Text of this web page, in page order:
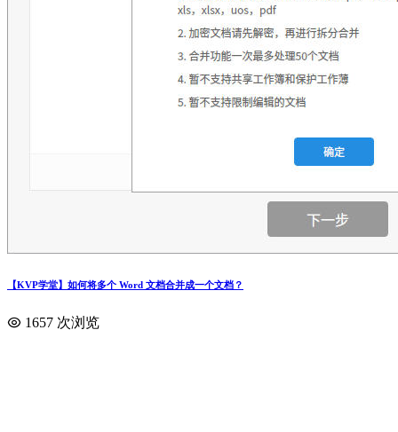
【KVP学堂】如何将多个 Word 文档合并成一个文档？
1657 次浏览